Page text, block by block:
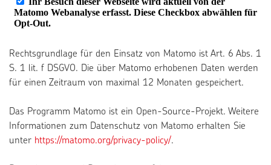
Rechtsgrundlage für den Einsatz von Matomo ist Art. 6 Abs. 1
S. 1 lit. f DSGVO. Die über Matomo erhobenen Daten werden
für einen Zeitraum von maximal 12 Monaten gespeichert.
Das Programm Matomo ist ein Open-Source-Projekt. Weitere
Informationen zum Datenschutz von Matomo erhalten Sie
unter https://matomo.org/privacy-policy/.